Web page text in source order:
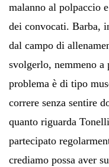
malanno al polpaccio
dei convocati. Barba,
dal campo di
svolgerlo, nemmeno a
problema è di tipo
correre senza sentire
quanto riguarda
partecipato
crediamo possa aver